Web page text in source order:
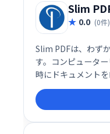
Slim
0.0 (0件)
Slim PDFは、わず
す。コンピュータ
時にドキュメント
なPDF閲覧を必要